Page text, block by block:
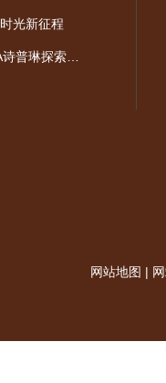
光新征程
网站地图 |